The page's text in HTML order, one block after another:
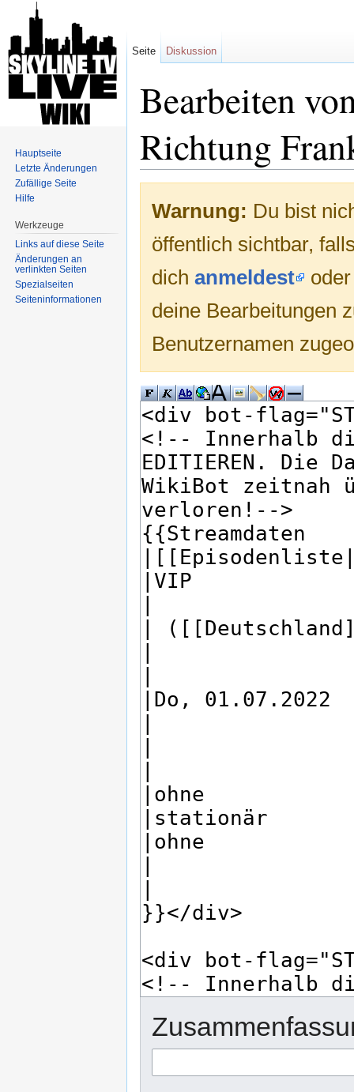
Bearbeiten
Richtung
Warnung: Du bist
öffentlich sichtbar,
dich anmeldest
deine Bearbeitungen
Benutzernamen
Seite Diskussion
Hauptseite
Letzte Änderungen
Zufällige Seite
Hilfe
Werkzeuge
Links auf diese Seite
Änderungen an
verlinkten Seiten
Spezialseiten
Seiten­informationen